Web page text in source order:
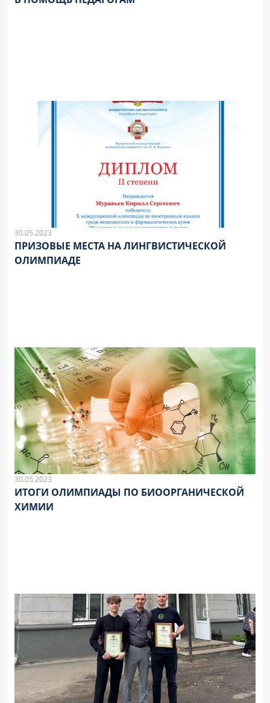
30.05.2023
ПРИЗОВЫЕ МЕСТА НА ЛИНГВИСТИЧЕСКОЙ
ОЛИМПИАДЕ
30.05.2023
ИТОГИ ОЛИМПИАДЫ ПО БИООРГАНИЧЕСКОЙ
ХИМИИ